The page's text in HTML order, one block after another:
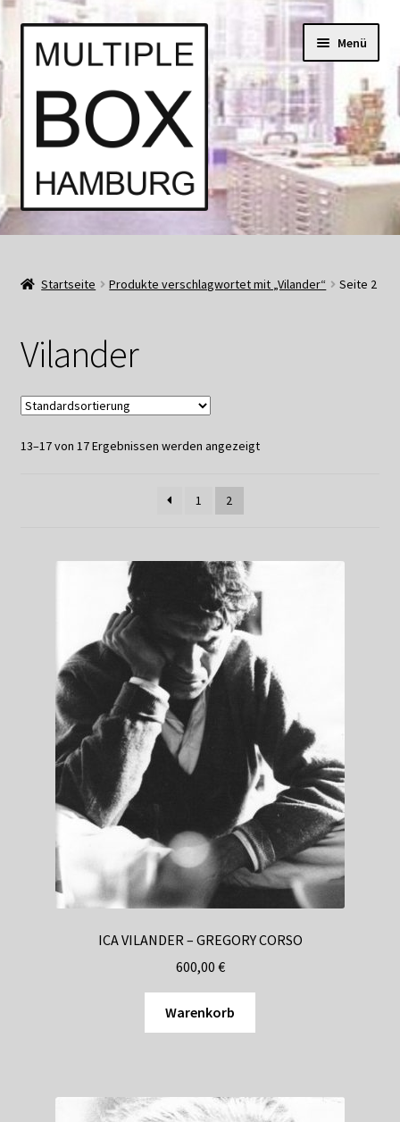
Zur
Navigation
Springe
zum
Menü
Start
AGB
Linkliste
Mitglieder
Newsletter
Newsletter
Suchservice
Versandkosten / Lieferung
Startseite Produkte verschlagwortet mit „Vilander“ Seite 2
Vilander
13–17 von 17 Ergebnissen werden angezeigt
1 2
ICA VILANDER – GREGORY CORSO
600,00 €
Warenkorb